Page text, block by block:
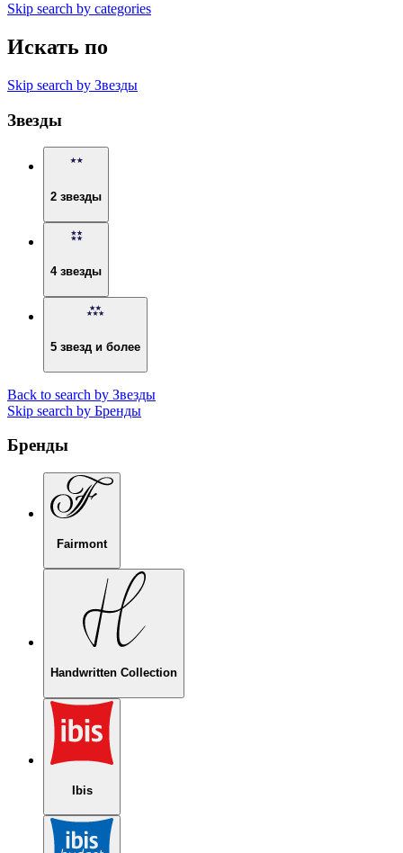
Skip search by categories
Искать по
Skip search by Звезды
Звезды
2 звезды
4 звезды
5 звезд и более
Back to search by Звезды
Skip search by Бренды
Бренды
Fairmont
Handwritten Collection
Ibis